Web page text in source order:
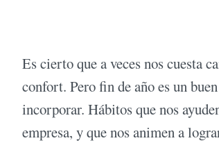
Es cierto que a veces nos cuesta
confort. Pero fin de año es un
incorporar. Hábitos que nos
empresa, y que nos animen a